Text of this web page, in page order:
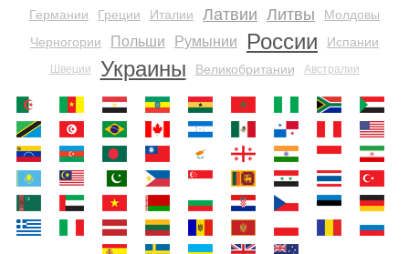
Германии Греции Италии Латвии Литвы
Молдовы
Черногории
Польши Румынии России Испании
Швеции Украины Великобритании Австралии